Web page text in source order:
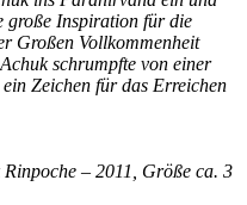
große Inspiration für die
Großen Vollkommenheit
schrumpfte von einer
Zeichen für das Erreichen
– 2011, Größe ca. 3